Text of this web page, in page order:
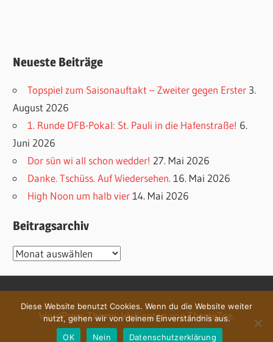
Neueste Beiträge
Topspiel zum Saisonauftakt – Zweiter gegen Erster 3.
August 2026
1. Runde DFB-Pokal: St. Pauli in die Hafenstraße! 6.
Juni 2026
Dor sün wi all schon wedder! 27. Mai 2026
Danke. Tschüss. Auf Wiedersehen. 16. Mai 2026
High Noon um halb vier 14. Mai 2026
Beitragsarchiv
Beitragsarchiv
WordPress-Theme: Wellington von ThemeZee.
Diese Website benutzt Cookies. Wenn du die Website weiter
nutzt, gehen wir von deinem Einverständnis aus.
OK
Nein Datenschutzerklärung